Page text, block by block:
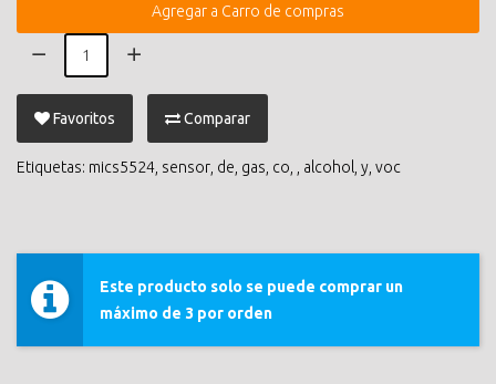
Agregar a Carro de compras
Favoritos Comparar
Etiquetas: mics5524 sensor de gas co alcohol y voc
Este producto solo se puede comprar un
máximo de 3 por orden